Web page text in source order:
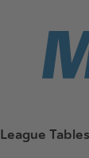
League Tables